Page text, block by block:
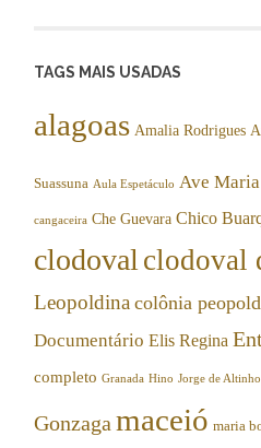
TAGS MAIS USADAS
alagoas Amalia Rodrigues
Suassuna Aula Espetáculo Ave Maria
cangaceira Che Guevara Chico
clodoval clodoval
Leopoldina colônia
Documentário Elis Regina
completo Granada Hino Jorge de Altinho
Gonzaga maceió maria